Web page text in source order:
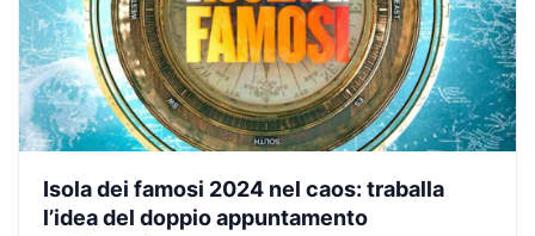
Isola dei famosi 2024 nel caos: traballa
l’idea del doppio appuntamento